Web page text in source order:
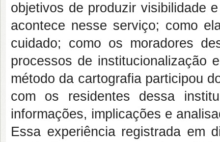
objetivos de produzir visibilidade e
acontece nesse serviço; como
cuidado; como os moradores
processos de institucionalização
método da cartografia participou
com os residentes dessa
informações, implicações e
Essa experiência registrada em